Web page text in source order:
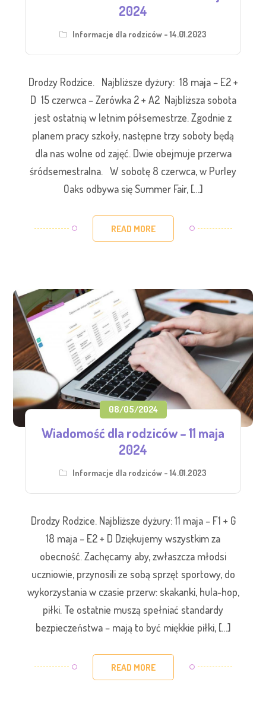
2024
Informacje dla rodziców - 14.01.2023
Drodzy Rodzice. Najbliższe dyżury: 18 maja – E2 +
D 15 czerwca – Zerówka 2 + A2 Najbliższa sobota
jest ostatnią w letnim półsemestrze. Zgodnie z
planem pracy szkoły, następne trzy soboty będą
dla nas wolne od zajęć. Dwie obejmuje przerwa
śródsemestralna. W sobotę 8 czerwca, w Purley
Oaks odbywa się Summer Fair, […]
READ MORE
08/05/2024
Wiadomość dla rodziców – 11 maja
2024
Informacje dla rodziców - 14.01.2023
Drodzy Rodzice. Najbliższe dyżury: 11 maja – F1 + G
18 maja – E2 + D Dziękujemy wszystkim za
obecność. Zachęcamy aby, zwłaszcza młodsi
uczniowie, przynosili ze sobą sprzęt sportowy, do
wykorzystania w czasie przerw: skakanki, hula-hop,
piłki. Te ostatnie muszą spełniać standardy
bezpieczeństwa – mają to być miękkie piłki, […]
READ MORE